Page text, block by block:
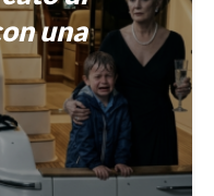
una